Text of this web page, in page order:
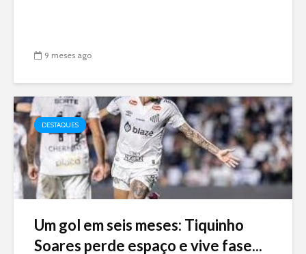
9 meses ago
DESTAQUES
Um gol em seis meses: Tiquinho
Soares perde espaço e vive fase...